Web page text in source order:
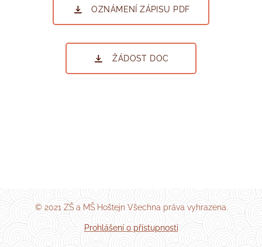
OZNÁMENÍ ZÁPISU PDF
ŽÁDOST DOC
© 2021 ZŠ a MŠ Hoštejn Všechna práva vyhrazena.
Prohlášení o přístupnosti